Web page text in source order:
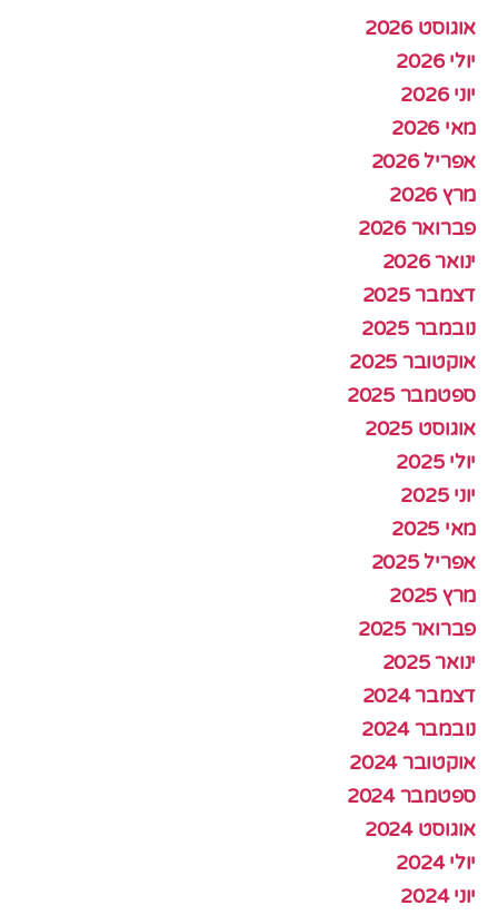
אוגוסט 2026
יולי 2026
יוני 2026
מאי 2026
אפריל 2026
מרץ 2026
פברואר 2026
ינואר 2026
דצמבר 2025
נובמבר 2025
אוקטובר 2025
ספטמבר 2025
אוגוסט 2025
יולי 2025
יוני 2025
מאי 2025
אפריל 2025
מרץ 2025
פברואר 2025
ינואר 2025
דצמבר 2024
נובמבר 2024
אוקטובר 2024
ספטמבר 2024
אוגוסט 2024
יולי 2024
יוני 2024